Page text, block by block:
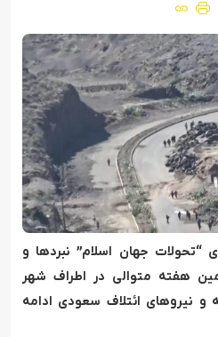
“تحولات جهان اسلام” نبردها و
هفته متوالی در اطراف شهر
و نیروهای ائتلاف سعودی ادامه